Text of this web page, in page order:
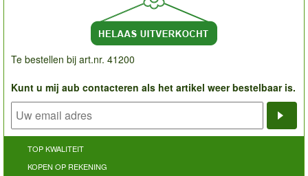
Te bestellen bij art.nr. 41200
Kunt u mij aub contacteren als het artikel weer bestelbaar is.
TOP KWALITEIT
KOPEN OP REKENING